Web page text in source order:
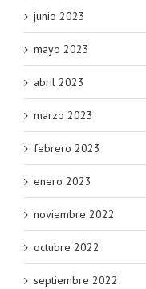
junio 2023
mayo 2023
abril 2023
marzo 2023
febrero 2023
enero 2023
noviembre 2022
octubre 2022
septiembre 2022